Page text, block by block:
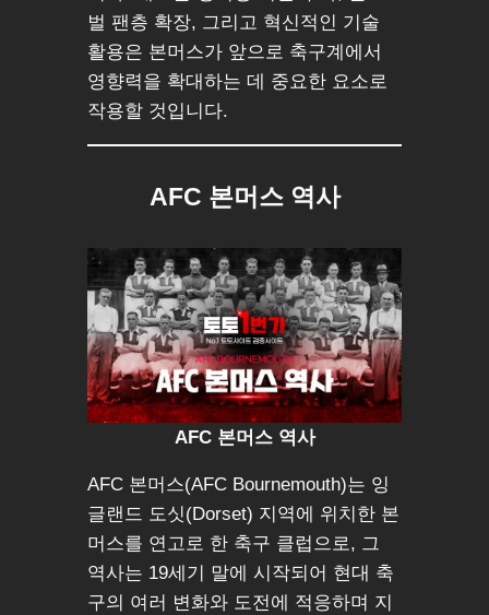
벌 팬층 확장, 그리고 혁신적인 기술
활용은 본머스가 앞으로 축구계에서
영향력을 확대하는 데 중요한 요소로
작용할 것입니다.
AFC 본머스 역사
AFC 본머스 역사
AFC 본머스(AFC Bournemouth)는 잉
글랜드 도싯(Dorset) 지역에 위치한 본
머스를 연고로 한 축구 클럽으로, 그
역사는 19세기 말에 시작되어 현대 축
구의 여러 변화와 도전에 적응하며 지